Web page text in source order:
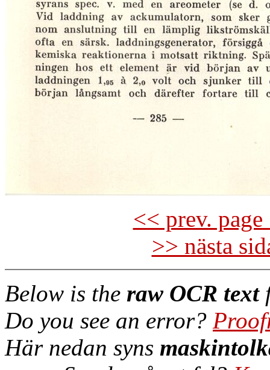
<< prev.
>> nästa
Below is the raw OCR text
Do you see an error?
Här nedan syns